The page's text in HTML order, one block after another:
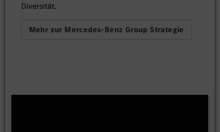
Diversität.
Mehr zur Mercedes-Benz Group Strategie